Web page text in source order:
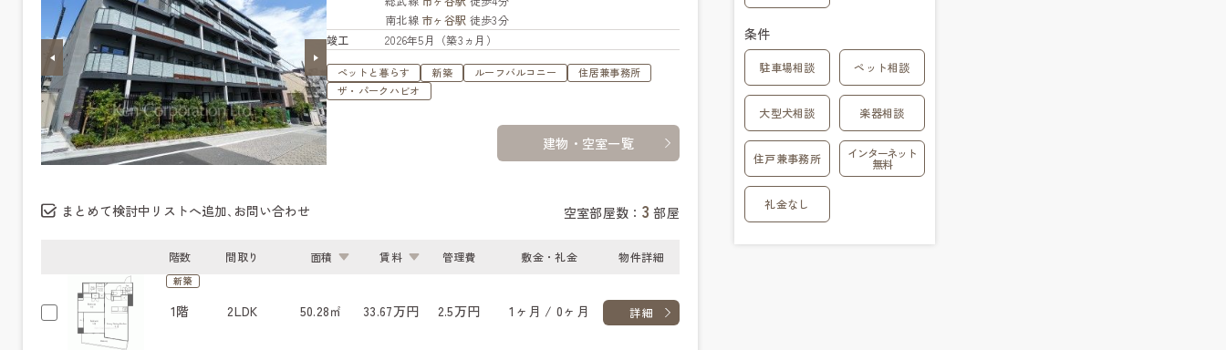
南北線 市ヶ谷駅 徒歩3分
竣工
2026年5月（築3ヵ月）
ペットと暮らす 新築 ルーフバルコニー
住居兼事務所
ザ・パークハビオ
建物・空室一覧
まとめて検討中リストへ追加､お問い合わせ 空室部屋数： 3 部屋
階数 間取り 面積 賃料 管理費 敷金・礼金 物件詳細
新築
詳細
1階 2LDK 50.28㎡ 33.67万円 2.5万円 1ヶ月 / 0ヶ月
条件
駐車場相談 ペット相談
大型犬相談 楽器相談
住戸兼事務所 インターネット
無料
礼金なし